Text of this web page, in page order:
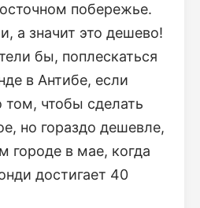
побережье.
а значит это дешево!
бы, поплескаться
в Антибе, если
том, чтобы сделать
но гораздо дешевле,
городе в мае, когда
достигает 40